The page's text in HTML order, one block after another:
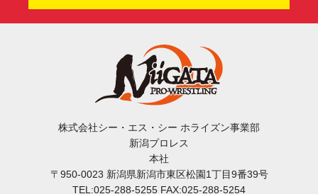
株式会社シー・エス・シー ホライズン事業部
新潟プロレス
本社
〒950-0023 新潟県新潟市東区松園1丁目9番39号
TEL:025-288-5255 FAX:025-288-5254